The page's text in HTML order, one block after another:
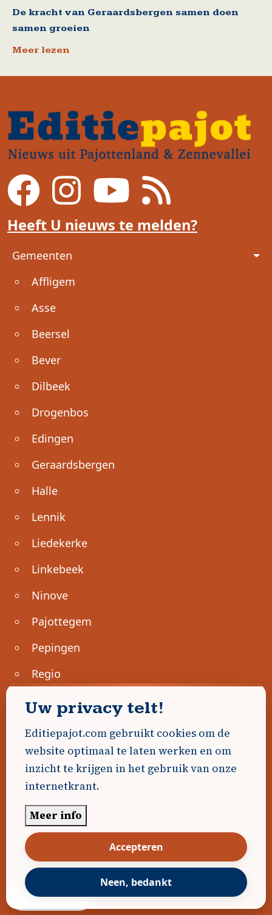
De kracht van Geraardsbergen samen doen
samen groeien
Meer lezen
Heeft U nieuws te melden?
Voet
Gemeenten
Affligem
Asse
Beersel
Bever
Dilbeek
Drogenbos
Edingen
Geraardsbergen
Halle
Lennik
Liedekerke
Linkebeek
Ninove
Pajottegem
Pepingen
Regio
Roosdaal
Sint-Genesius-Rode
Sint-Pieters-Leeuw
Ondernemen
Geen advertenties gevonden.
Uw advertentie hier? Contacteer ons!
Word Partner!
Uw privacy telt!
Editiepajot.com gebruikt cookies om de
website optimaal te laten werken en om
inzicht te krijgen in het gebruik van onze
internetkrant.
Meer info
Accepteren
Neen, bedankt